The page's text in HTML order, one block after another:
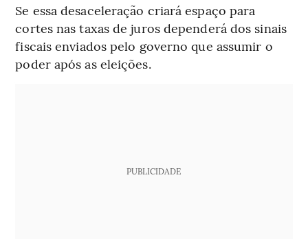
Se essa desaceleração criará espaço para
cortes nas taxas de juros dependerá dos sinais
fiscais enviados pelo governo que assumir o
poder após as eleições.
PUBLICIDADE